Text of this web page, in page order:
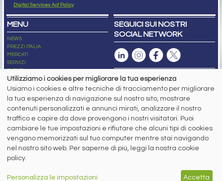
Digital Services Act Policy
MENU
NEWS
PREZZI ITALIA
MERCATI
SERVIZI
EVENTI
ABBONAMENTI
MADE IN STEEL
SEGUICI SUI NOSTRI
SOCIAL NETWORK
Capitale Sociale: 190.000€ interamente versato
Registro delle Imprese di Brescia
Codice Fiscale e Partita I.V.A.:IT03562320170
R.E.A. n. 419331
www.siderweb.com: Autorizzazione del Tribunale di Brescia n. 11/2004 del 17
marzo 2004, Iscrizione al R.O.C. n. 26116.
Direttrice Responsabile:
Utilizziamo i cookies per migliorare la tua esperienza
Usiamo i cookies e altre tecniche di tracciamento per migliorare
la tua esperienza di navigazione sul nostro sito, mostrare
contenuti personalizzati e annunci mirati, analizzare il nostro
traffico e capire da dove provengono i nostri visitatori. Puoi
cambiare le tue impostazioni e rifiutare che alcuni tipi di cookies
vengano memorizzati sul tuo computer mentre stai navigando
nel nostro sito web. Per saperne di più, leggi la nostra cookie
policy.
Personalizza le impostazioni Accetta